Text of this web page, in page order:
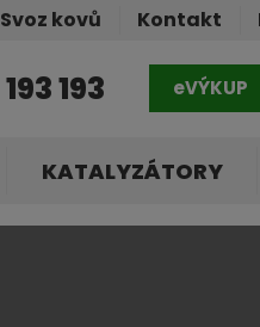
193
Svoz kovů Kontakt
eVÝKUP
KATALYZÁTORY